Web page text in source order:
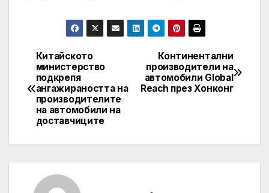
Post
navigation
Континентални
производители на
автомобили Global
Reach през Хонконг
Китайското
министерство
подкрепя
ангажираността на
производителите
на автомобили на
доставчиците